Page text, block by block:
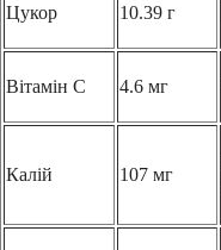
Цукор 10.39 г
Вітамін С 4.6 мг
Калій 107 мг